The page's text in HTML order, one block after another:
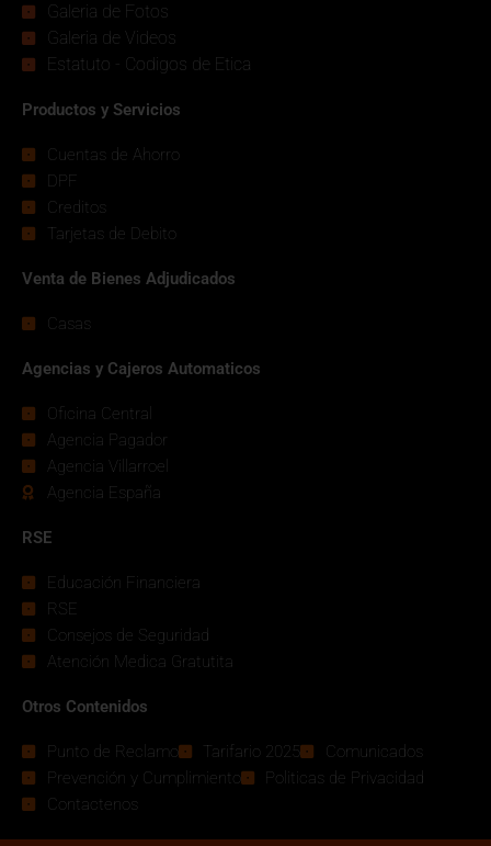
Galeria de Fotos
Galeria de Videos
Estatuto - Codigos de Etica
Productos y Servicios
Cuentas de Ahorro
DPF
Creditos
Tarjetas de Debito
Venta de Bienes Adjudicados
Casas
Agencias y Cajeros Automaticos
Oficina Central
Agencia Pagador
Agencia Villarroel
Agencia España
RSE
Educación Financiera
RSE
Consejos de Seguridad
Atención Medica Gratutita
Otros Contenidos
Punto de Reclamo Tarifario 2025
Comunicados
Prevención y Cumplimiento
Politicas de Privacidad
Contactenos